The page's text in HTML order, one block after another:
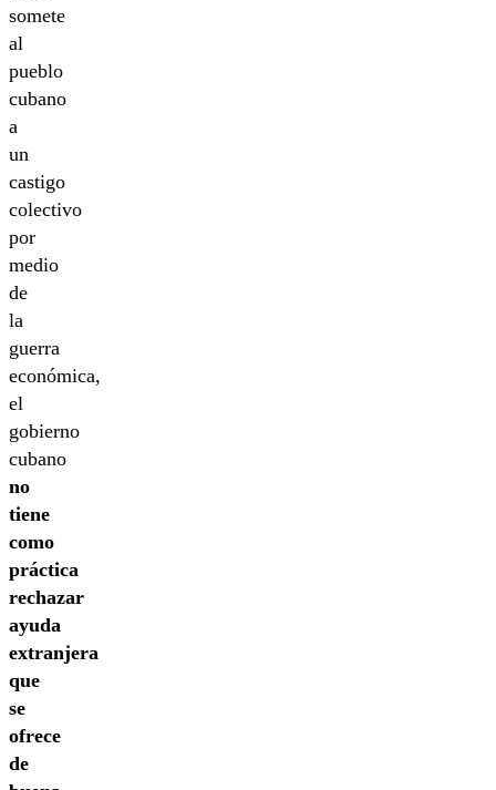
somete
al
pueblo
cubano
a
un
castigo
colectivo
por
medio
de
la
guerra
económica,
el
gobierno
cubano
no
tiene
como
práctica
rechazar
ayuda
extranjera
que
se
ofrece
de